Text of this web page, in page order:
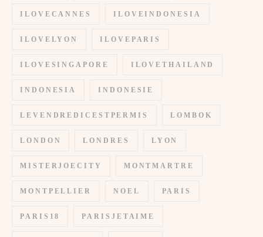
ILOVECANNES ILOVEINDONESIA
ILOVELYON ILOVEPARIS
ILOVESINGAPORE ILOVETHAILAND
INDONESIA INDONESIE
LEVENDREDICESTPERMIS LOMBOK
LONDON LONDRES LYON
MISTERJOECITY MONTMARTRE
MONTPELLIER NOEL PARIS
PARIS18 PARISJETAIME